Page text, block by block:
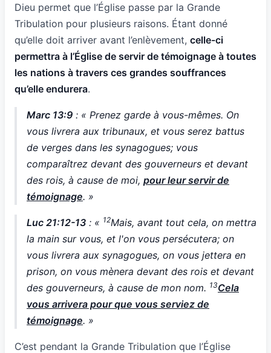
Dieu permet que l’Église passe par la Grande
Tribulation pour plusieurs raisons. Étant donné
qu’elle doit arriver avant l’enlèvement, celle-ci
permettra à l’Église de servir de témoignage à toutes
les nations à travers ces grandes souffrances
qu’elle endurera.
Marc 13:9 : « Prenez garde à vous-mêmes. On
vous livrera aux tribunaux, et vous serez battus
de verges dans les synagogues; vous
comparaîtrez devant des gouverneurs et devant
des rois, à cause de moi, pour leur servir de
témoignage. »
Luc 21:12-13 : « 12Mais, avant tout cela, on mettra
la main sur vous, et l'on vous persécutera; on
vous livrera aux synagogues, on vous jettera en
prison, on vous mènera devant des rois et devant
des gouverneurs, à cause de mon nom. 13Cela
vous arrivera pour que vous serviez de
témoignage. »
C’est pendant la Grande Tribulation que l’Église